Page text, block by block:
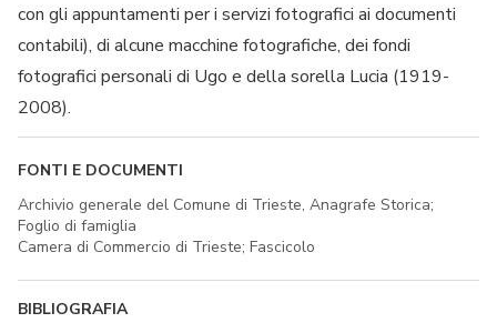
con gli appuntamenti per i servizi fotografici ai documenti
contabili), di alcune macchine fotografiche, dei fondi
fotografici personali di Ugo e della sorella Lucia (1919-
2008).
FONTI E DOCUMENTI
Archivio generale del Comune di Trieste, Anagrafe Storica;
Foglio di famiglia
Camera di Commercio di Trieste; Fascicolo
BIBLIOGRAFIA